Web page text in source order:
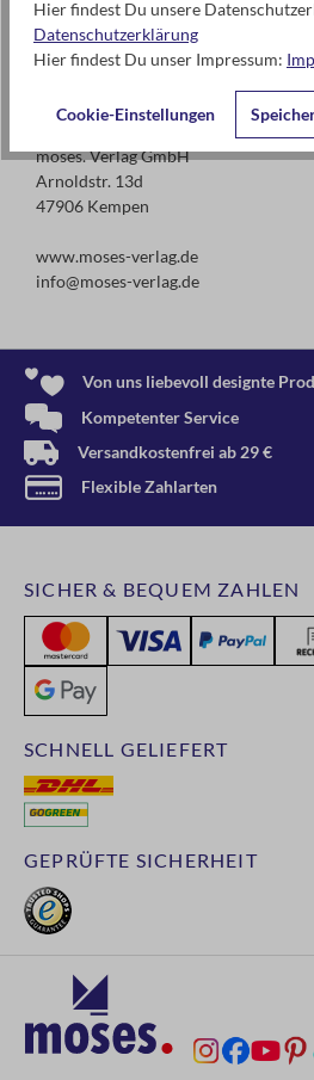
Achtung! Nicht geeignet für Kinder
Erstickungsgefahr wegen
Kontaktdaten des Herstellers
moses. Verlag GmbH
Arnoldstr. 13d
47906 Kempen
www.moses-verlag.de
info@moses-verlag.de
Von uns liebevoll designte
Kompetenter Service
Versandkostenfrei ab 29 €
Flexible Zahlarten
GEPRÜFTE SICHERHEIT
SCHNELL GELIEFERT
SICHER & BEQUEM ZAHLEN
Hier findest Du unsere
Datenschutzerklärung
Hier findest Du unser Impressum:
Cookie-Einstellungen